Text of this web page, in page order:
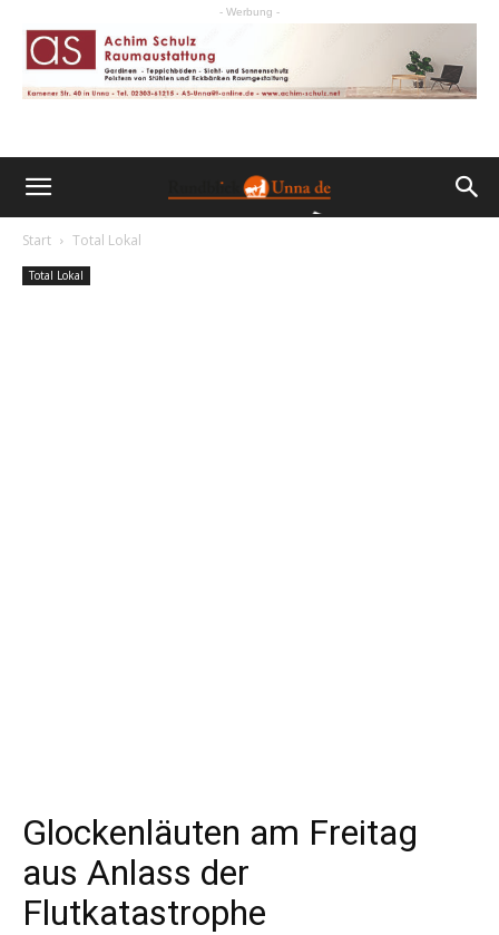
- Werbung -
Start Total Lokal
Total Lokal
Glockenläuten am Freitag
aus Anlass der
Flutkatastrophe